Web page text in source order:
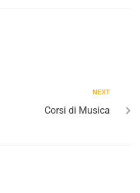
NEXT
Corsi di Musica